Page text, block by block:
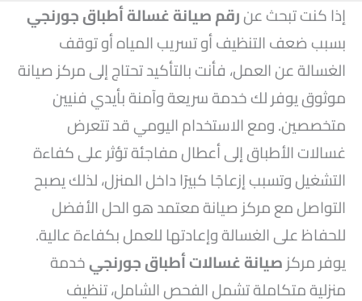
إذا كنت تبحث عنرقم صيانة غسالة أطباق جورنجي
بسبب ضعف التنظيف أو تسريب المياه أو توقف
الغسالة عن العمل، فأنت بالتأكيد تحتاج إلى مركز صيانة
موثوق يوفر لك خدمة سريعة وآمنة بأيدي فنيين
متخصصين. ومع الاستخدام اليومي قد تتعرض
غسالات الأطباق إلى أعطال مفاجئة تؤثر على كفاءة
التشغيل وتسبب إزعاجًا كبيرًا داخل المنزل، لذلك يصبح
التواصل مع مركز صيانة معتمد هو الحل الأفضل
للحفاظ على الغسالة وإعادتها للعمل بكفاءة عالية.
يوفر مركزصيانة غسالات أطباق جورنجيخدمة
منزلية متكاملة تشمل الفحص الشامل، تنظيف